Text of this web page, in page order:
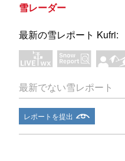
雪レーダー
最新の雪レポート Kufri:
最新でない雪レポート
レポートを提出